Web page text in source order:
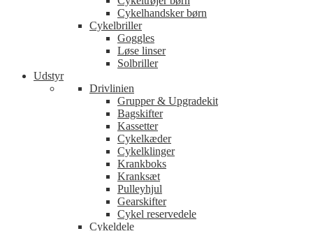
Cykelhandsker børn
Cykelbriller
Goggles
Løse linser
Solbriller
Udstyr
Drivlinien
Grupper & Upgradekit
Bagskifter
Kassetter
Cykelkæder
Cykelklinger
Krankboks
Kranksæt
Pulleyhjul
Gearskifter
Cykel reservedele
Cykeldele